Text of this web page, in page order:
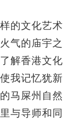
的文化艺术
气的庙宇之
解香港文化
我记忆犹新
马屎州自然
与导师和同